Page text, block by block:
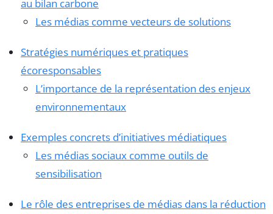
au bilan carbone
Les médias comme vecteurs de solutions
Stratégies numériques et pratiques
écoresponsables
L’importance de la représentation des enjeux
environnementaux
Exemples concrets d’initiatives médiatiques
Les médias sociaux comme outils de
sensibilisation
Le rôle des entreprises de médias dans la réduction